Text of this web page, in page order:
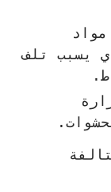
يسبب تلف